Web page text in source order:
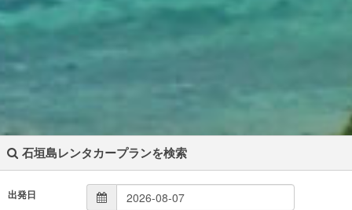
石垣島レンタカープランを検索
出発日